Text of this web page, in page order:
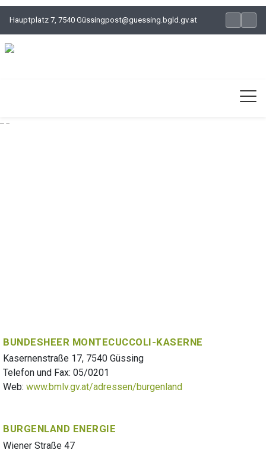
Hauptplatz 7, 7540 Güssingpost@guessing.bgld.gv.at
BUNDESHEER MONTECUCCOLI-KASERNE
Kasernenstraße 17, 7540 Güssing
Telefon und Fax: 05/0201
Web: www.bmlv.gv.at/adressen/burgenland
BURGENLAND ENERGIE
Wiener Straße 47